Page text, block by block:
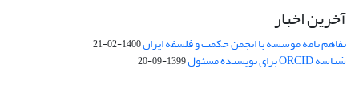
آخرین اخبار
تفاهم نامه موسسه با انجمن حکمت و فلسفه ایران1400-02-21
شناسه ORCID برای نویسنده مسئول 1399-09-20